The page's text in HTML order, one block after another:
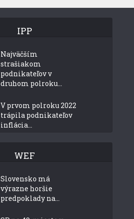
IPP
Najväčším
strašiakom
podnikateľov v
druhom polroku...
V prvom polroku 2022
trápila podnikateľov
inflácia...
WEF
Slovensko má
výrazne horšie
predpoklady na...